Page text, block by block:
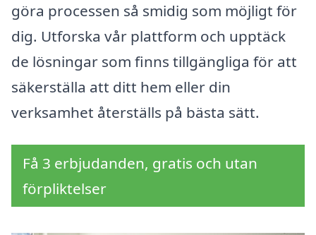
göra processen så smidig som möjligt för
dig. Utforska vår plattform och upptäck
de lösningar som finns tillgängliga för att
säkerställa att ditt hem eller din
verksamhet återställs på bästa sätt.
Få 3 erbjudanden, gratis och utan
förpliktelser